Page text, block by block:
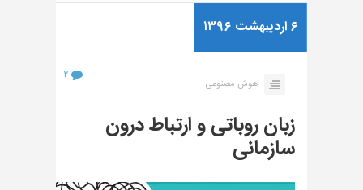
۶ اردیبهشت ۱۳۹۶
هوش مصنوعی
۲
زبان روباتی و ارتباط درون
سازمانی